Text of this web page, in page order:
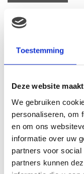
Toestemming
Deze website
We gebruiken
personaliseren, om
en om ons
informatie over uw
partners voor
partners kunnen
Gerelateerde
Wing crown Sea
cartoon orka